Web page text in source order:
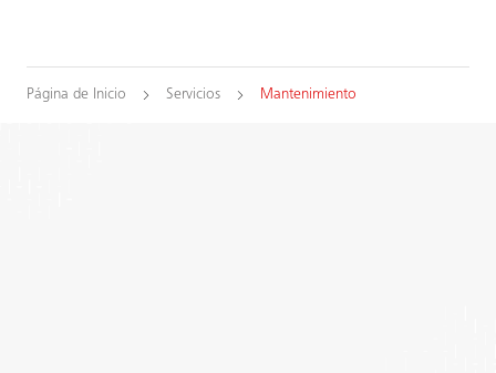
Página de Inicio Servicios Mantenimiento